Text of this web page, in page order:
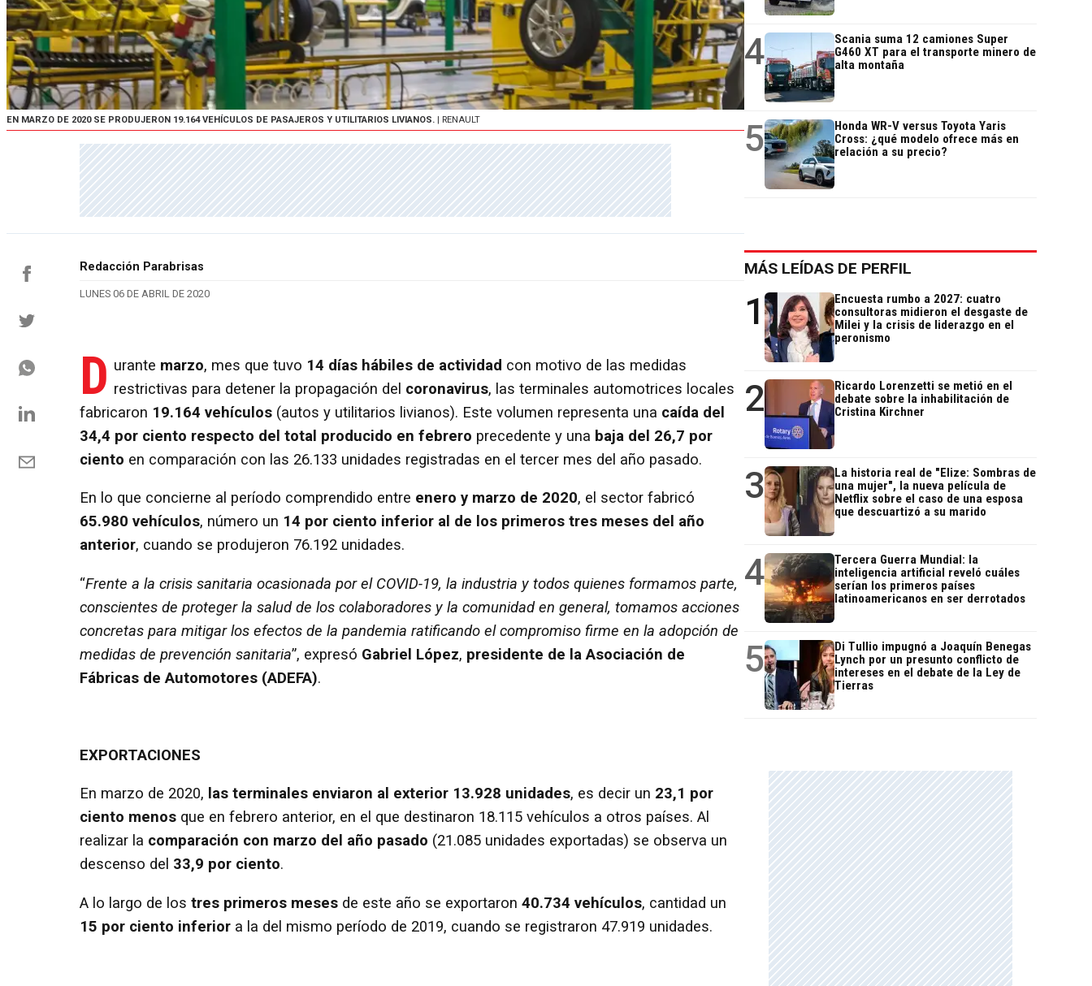
EN MARZO DE 2020 SE PRODUJERON 19.164 VEHÍCULOS DE PASAJEROS Y UTILITARIOS LIVIANOS. | RENAULT
Redacción Parabrisas
LUNES 06 DE ABRIL DE 2020
D urante marzo, mes que tuvo 14 días hábiles de actividad con motivo de las medidas
restrictivas para detener la propagación del coronavirus, las terminales automotrices locales
fabricaron 19.164 vehículos (autos y utilitarios livianos). Este volumen representa una caída del
34,4 por ciento respecto del total producido en febrero precedente y una baja del 26,7 por
ciento en comparación con las 26.133 unidades registradas en el tercer mes del año pasado.
En lo que concierne al período comprendido entre enero y marzo de 2020, el sector fabricó
65.980 vehículos, número un 14 por ciento inferior al de los primeros tres meses del año
anterior, cuando se produjeron 76.192 unidades.
“Frente a la crisis sanitaria ocasionada por el COVID-19, la industria y todos quienes formamos parte,
conscientes de proteger la salud de los colaboradores y la comunidad en general, tomamos acciones
concretas para mitigar los efectos de la pandemia ratificando el compromiso firme en la adopción de
medidas de prevención sanitaria”, expresó Gabriel López, presidente de la Asociación de
Fábricas de Automotores (ADEFA).
EXPORTACIONES
En marzo de 2020, las terminales enviaron al exterior 13.928 unidades, es decir un 23,1 por
ciento menos que en febrero anterior, en el que destinaron 18.115 vehículos a otros países. Al
realizar la comparación con marzo del año pasado (21.085 unidades exportadas) se observa un
descenso del 33,9 por ciento.
A lo largo de los tres primeros meses de este año se exportaron 40.734 vehículos, cantidad un
15 por ciento inferior a la del mismo período de 2019, cuando se registraron 47.919 unidades.
4
Scania suma 12 camiones Super
G460 XT para el transporte minero de
alta montaña
5
Honda WR-V versus Toyota Yaris
Cross: ¿qué modelo ofrece más en
relación a su precio?
MÁS LEÍDAS DE PERFIL
1
Encuesta rumbo a 2027: cuatro
consultoras midieron el desgaste de
Milei y la crisis de liderazgo en el
peronismo
2
Ricardo Lorenzetti se metió en el
debate sobre la inhabilitación de
Cristina Kirchner
3
La historia real de "Elize: Sombras de
una mujer", la nueva película de
Netflix sobre el caso de una esposa
que descuartizó a su marido
4
Tercera Guerra Mundial: la
inteligencia artificial reveló cuáles
serían los primeros países
latinoamericanos en ser derrotados
5
Di Tullio impugnó a Joaquín Benegas
Lynch por un presunto conflicto de
intereses en el debate de la Ley de
Tierras